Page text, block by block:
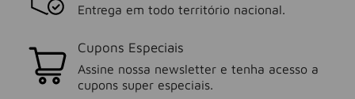
Entrega em todo território nacional.
Cupons Especiais
Assine nossa newsletter e tenha acesso a
cupons super especiais.